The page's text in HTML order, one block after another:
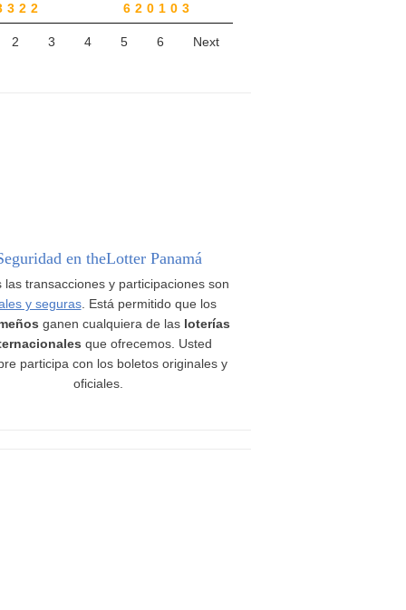
620103
2 3 4 5 6 Next
en theLotter Panamá
las transacciones y participaciones son
y seguras. Está permitido que los
ganen cualquiera de las loterías
que ofrecemos. Usted
participa con los boletos originales y
oficiales.